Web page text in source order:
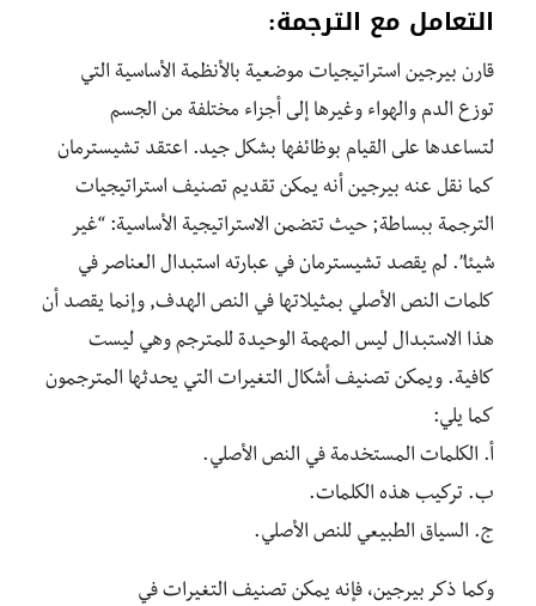
التعامل مع الترجمة:
قارن بيرجين استراتيجيات موضعية بالأنظمة الأساسية التي
توزع الدم والهواء وغيرها إلى أجزاء مختلفة من الجسم
لتساعدها على القيام بوظائفها بشكل جيد. اعتقد تشيسترمان
كما نقل عنه بيرجين أنه يمكن تقديم تصنيف استراتيجيات
الترجمة ببساطة; حيث تتضمن الاستراتيجية الأساسية: “غير
شيئا”. لم يقصد تشيسترمان في عبارته استبدال العناصر في
كلمات النص الأصلي بمثيلاتها في النص الهدف, وإنما يقصد أن
هذا الاستبدال ليس المهمة الوحيدة للمترجم وهي ليست
كافية. ويمكن تصنيف أشكال التغيرات التي يحدثها المترجمون
كما يلي:
أ. الكلمات المستخدمة في النص الأصلي.
ب. تركيب هذه الكلمات.
ج. السياق الطبيعي للنص الأصلي.
وكما ذكر بيرجين، فإنه يمكن تصنيف التغيرات في